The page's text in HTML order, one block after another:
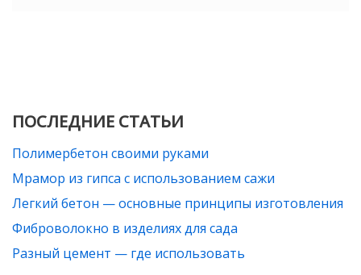
ПОСЛЕДНИЕ СТАТЬИ
Полимербетон своими руками
Мрамор из гипса с использованием сажи
Легкий бетон — основные принципы изготовления
Фиброволокно в изделиях для сада
Разный цемент — где использовать